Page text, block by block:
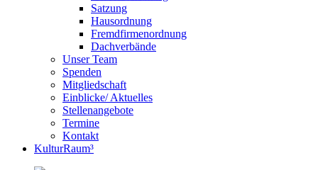
Satzung
Hausordnung
Fremdfirmenordnung
Dachverbände
Unser Team
Spenden
Mitgliedschaft
Einblicke/ Aktuelles
Stellenangebote
Termine
Kontakt
KulturRaum³